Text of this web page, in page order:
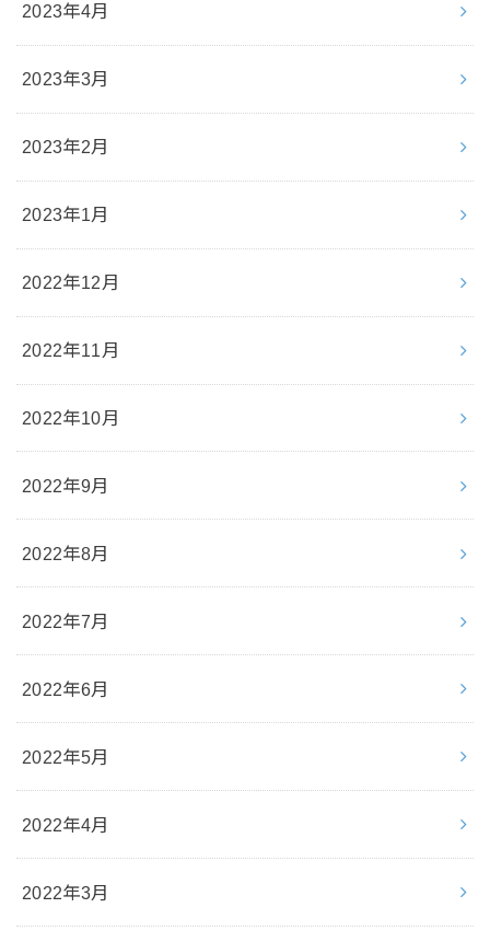
2023年4月
2023年3月
2023年2月
2023年1月
2022年12月
2022年11月
2022年10月
2022年9月
2022年8月
2022年7月
2022年6月
2022年5月
2022年4月
2022年3月